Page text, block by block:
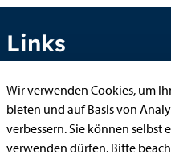
Links
Anhörung online
Aufenthaltserlaubnis
Wir verwenden Cookies, um
bieten und auf Basis von
verbessern. Sie können selbst
verwenden dürfen. Bitte